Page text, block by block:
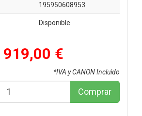
195950608953
Disponible
919,00 €
*IVA y CANON Incluido
Comprar